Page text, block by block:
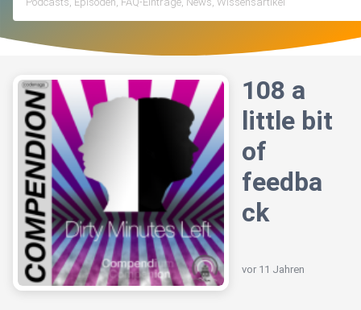
108 a
little bit
of
feedba
ck
vor 11 Jahren